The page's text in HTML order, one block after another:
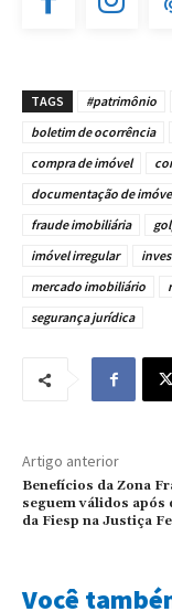
TAGS #patrimônio
boletim de ocorrência
compra de imóvel
documentação de
fraude imobiliária
imóvel irregular
mercado imobiliário
segurança jurídica
Artigo anterior
Benefícios da Zona
seguem válidos após
da Fiesp na Justiça
Você